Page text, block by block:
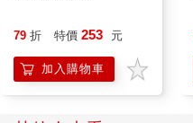
79 折 特價 253 元
加入購物車